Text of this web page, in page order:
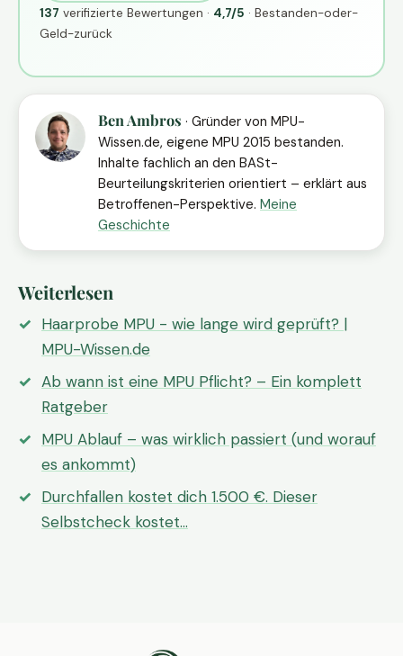
137 verifizierte Bewertungen · 4,7/5 · Bestanden-oder-
Geld-zurück
Ben Ambros · Gründer von MPU-
Wissen.de, eigene MPU 2015 bestanden.
Inhalte fachlich an den BASt-
Beurteilungskriterien orientiert – erklärt aus
Betroffenen-Perspektive. Meine
Geschichte
Weiterlesen
Haarprobe MPU - wie lange wird geprüft? |
MPU-Wissen.de
Ab wann ist eine MPU Pflicht? – Ein komplett
Ratgeber
MPU Ablauf – was wirklich passiert (und worauf
es ankommt)
Durchfallen kostet dich 1.500 €. Dieser
Selbstcheck kostet…